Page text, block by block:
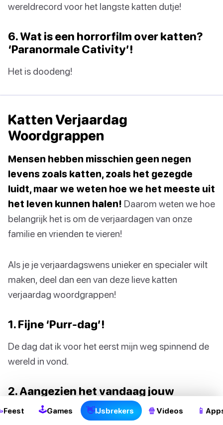
wereldrecord voor het langste katten dutje!
6. Wat is een horrorfilm over katten?
‘Paranormale Cativity’!
Het is doodeng!
Katten Verjaardag
Woordgrappen
Mensen hebben misschien geen negen
levens zoals katten, zoals het gezegde
luidt, maar we weten hoe we het meeste uit
het leven kunnen halen! Daarom weten we hoe
belangrijk het is om de verjaardagen van onze
familie en vrienden te vieren!
Als je je verjaardagswens unieker en specialer wilt
maken, deel dan een van deze lieve katten
verjaardag woordgrappen!
1. Fijne ‘Purr-dag’!
De dag dat ik voor het eerst mijn weg spinnend de
wereld in vond.
2. Aangezien het vandaag jouw
verjaardag is, hoop ik dat je een ‘muis-
dag’ hebt!
Feest 🕹Games 👋IJsbrekers 🍿 Videos 📱